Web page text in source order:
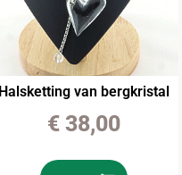
Halsketting van bergkristal
€38,00